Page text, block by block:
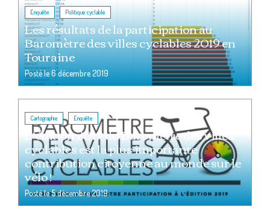
Enquête , Politique cyclable
Les résultats de la participation au
Baromètre des villes cyclables 2019 en
Touraine
Posté le6 décembre 2019
Cartographie , Enquête
L’édition 2019 du Baromètre des villes
cyclables est la plus importante
contribution citoyenne au monde sur le
vélo !
Posté le5 décembre 2019